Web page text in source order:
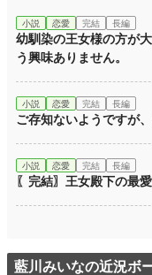
小説 恋愛 完結 長編
幼馴染の王女様の方が
う興味ありません。
小説 恋愛 完結 長編
ご存知ないようですが
小説 恋愛 完結 長編
〖完結〗王女殿下の最
藍川みいなの近況ボ